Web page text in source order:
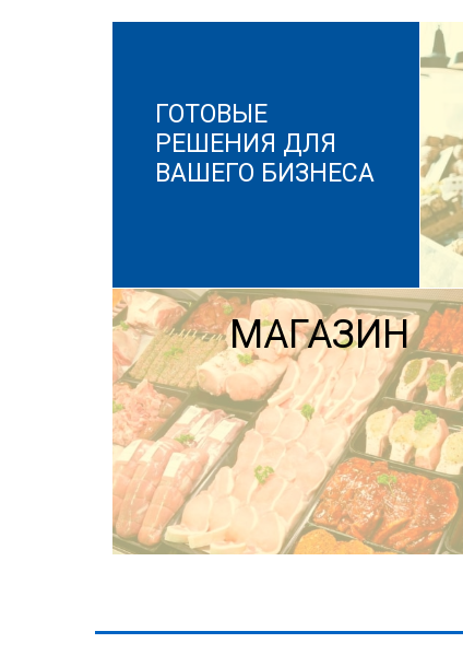
ГОТОВЫЕ
РЕШЕНИЯ ДЛЯ
ВАШЕГО БИЗНЕСА
МАГАЗИН